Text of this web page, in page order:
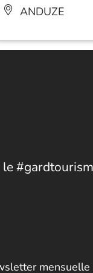
ANDUZE